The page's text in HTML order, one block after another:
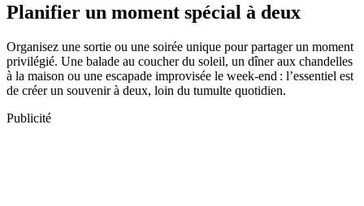
Planifier un moment spécial à deux
Organisez une sortie ou une soirée unique pour partager un moment
privilégié. Une balade au coucher du soleil, un dîner aux chandelles
à la maison ou une escapade improvisée le week-end : l’essentiel est
de créer un souvenir à deux, loin du tumulte quotidien.
Publicité